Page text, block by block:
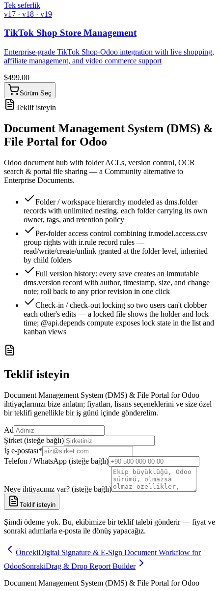
Tek seferlik
v17 · v18 · v19
TikTok Shop Store Management
Enterprise-grade TikTok Shop-Odoo integration with live shopping,
affiliate management, and video commerce support
$499.00
Sürüm Seç
Teklif isteyin
Document Management System (DMS) &
File Portal for Odoo
Odoo document hub with folder ACLs, version control, OCR
search & portal file sharing — a Community alternative to
Enterprise Documents.
Folder / workspace hierarchy modeled as dms.folder
records with unlimited nesting, each folder carrying its own
owner, tags, and retention policy
Per-folder access control combining ir.model.access.csv
group rights with ir.rule record rules —
read/write/create/unlink granted at the folder level, inherited
by child folders
Full version history: every save creates an immutable
dms.version record with author, timestamp, size, and change
note; roll back to any prior revision in one click
Check-in / check-out locking so two users can't clobber
each other's edits — a locked file shows the holder and lock
time; @api.depends compute exposes lock state in the list and
kanban views
Teklif isteyin
Document Management System (DMS) & File Portal for Odoo
ihtiyaçlarınızı bize anlatın; fiyatları, lisans seçeneklerini ve size özel
bir teklifi genellikle bir iş günü içinde gönderelim.
Ad
Şirket (isteğe bağlı)
İş e-postası*
Telefon / WhatsApp (isteğe bağlı)
Neye ihtiyacınız var? (isteğe bağlı)
Teklif isteyin
Şimdi ödeme yok. Bu, ekibimize bir teklif talebi gönderir — fiyat ve
sonraki adımlarla e-posta ile dönüş yapacağız.
ÖncekiDigital Signature & E-Sign Document Workflow for
OdooSonrakiDrag & Drop Report Builder
Document Management System (DMS) & File Portal for Odoo